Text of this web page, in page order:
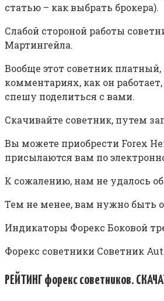
статью – как выбрать брокера).
Слабой стороной работы
Мартингейла.
Вообще этот советник
комментариях, как он
спешу поделиться с вами.
Скачивайте советник, путем
Вы можете приобрести Forex
присылаются вам по
К сожалению, нам не удалось
Тем не менее, вам нужно быть
Индикаторы Форекс Боковой
Форекс советники Советник
РЕЙТИНГ форекс советников.